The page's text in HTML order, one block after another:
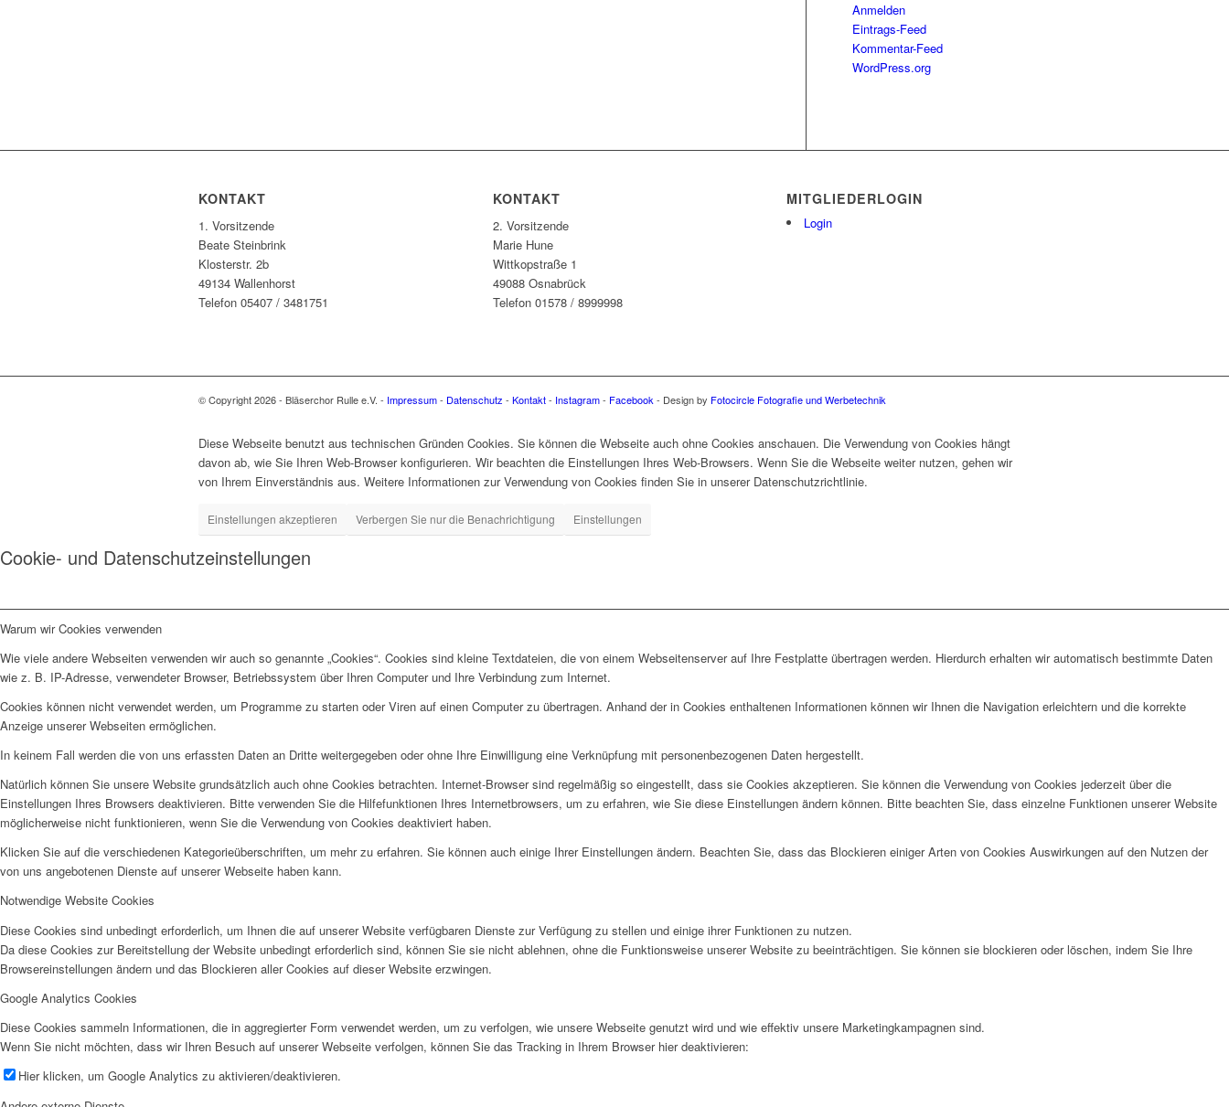
Anmelden
Eintrags-Feed
Kommentar-Feed
WordPress.org
KONTAKT
1. Vorsitzende
Beate Steinbrink
Klosterstr. 2b
49134 Wallenhorst
Telefon 05407 / 3481751
KONTAKT
2. Vorsitzende
Marie Hune
Wittkopstraße 1
49088 Osnabrück
Telefon 01578 / 8999998
MITGLIEDERLOGIN
Login
© Copyright 2026 - Bläserchor Rulle e.V. - Impressum- Datenschutz - Kontakt- Instagram- Facebook - Design by Fotocircle Fotografie und Werbetechnik
Diese Webseite benutzt aus technischen Gründen Cookies. Sie können die Webseite auch ohne Cookies anschauen. Die Verwendung von Cookies hängt
davon ab, wie Sie Ihren Web-Browser konfigurieren. Wir beachten die Einstellungen Ihres Web-Browsers. Wenn Sie die Webseite weiter nutzen, gehen wir
von Ihrem Einverständnis aus. Weitere Informationen zur Verwendung von Cookies finden Sie in unserer Datenschutzrichtlinie.
Einstellungen akzeptieren Verbergen Sie nur die Benachrichtigung Einstellungen
Cookie- und Datenschutzeinstellungen
Warum wir Cookies verwenden
Wie viele andere Webseiten verwenden wir auch so genannte „Cookies“. Cookies sind kleine Textdateien, die von einem Webseitenserver auf Ihre Festplatte übertragen werden. Hierdurch erhalten wir automatisch bestimmte Daten
wie z. B. IP-Adresse, verwendeter Browser, Betriebssystem über Ihren Computer und Ihre Verbindung zum Internet.
Cookies können nicht verwendet werden, um Programme zu starten oder Viren auf einen Computer zu übertragen. Anhand der in Cookies enthaltenen Informationen können wir Ihnen die Navigation erleichtern und die korrekte
Anzeige unserer Webseiten ermöglichen.
In keinem Fall werden die von uns erfassten Daten an Dritte weitergegeben oder ohne Ihre Einwilligung eine Verknüpfung mit personenbezogenen Daten hergestellt.
Natürlich können Sie unsere Website grundsätzlich auch ohne Cookies betrachten. Internet-Browser sind regelmäßig so eingestellt, dass sie Cookies akzeptieren. Sie können die Verwendung von Cookies jederzeit über die
Einstellungen Ihres Browsers deaktivieren. Bitte verwenden Sie die Hilfefunktionen Ihres Internetbrowsers, um zu erfahren, wie Sie diese Einstellungen ändern können. Bitte beachten Sie, dass einzelne Funktionen unserer Website
möglicherweise nicht funktionieren, wenn Sie die Verwendung von Cookies deaktiviert haben.
Klicken Sie auf die verschiedenen Kategorieüberschriften, um mehr zu erfahren. Sie können auch einige Ihrer Einstellungen ändern. Beachten Sie, dass das Blockieren einiger Arten von Cookies Auswirkungen auf den Nutzen der
von uns angebotenen Dienste auf unserer Webseite haben kann.
Notwendige Website Cookies
Diese Cookies sind unbedingt erforderlich, um Ihnen die auf unserer Website verfügbaren Dienste zur Verfügung zu stellen und einige ihrer Funktionen zu nutzen.
Da diese Cookies zur Bereitstellung der Website unbedingt erforderlich sind, können Sie sie nicht ablehnen, ohne die Funktionsweise unserer Website zu beeinträchtigen. Sie können sie blockieren oder löschen, indem Sie Ihre
Browsereinstellungen ändern und das Blockieren aller Cookies auf dieser Website erzwingen.
Google Analytics Cookies
Diese Cookies sammeln Informationen, die in aggregierter Form verwendet werden, um zu verfolgen, wie unsere Webseite genutzt wird und wie effektiv unsere Marketingkampagnen sind.
Wenn Sie nicht möchten, dass wir Ihren Besuch auf unserer Webseite verfolgen, können Sie das Tracking in Ihrem Browser hier deaktivieren:
Hier klicken, um Google Analytics zu aktivieren/deaktivieren.